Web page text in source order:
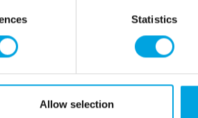
Statistics
Allow selection
Tarvitsetko apua?
+358 45 120 6627